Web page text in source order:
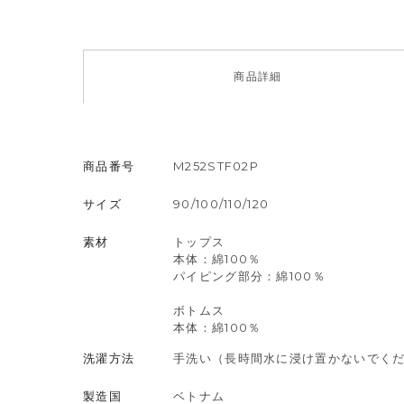
商品詳細
商品番号 M252STF02P
サイズ 90/100/110/120
素材
トップス
本体：綿100％
パイピング部分：綿100％
ボトムス
本体：綿100％
洗濯方法 手洗い（長時間水に浸け置かないでくだ
製造国 ベトナム